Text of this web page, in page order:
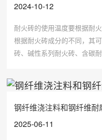
2024-10-12
耐火砖的使用温度要根据耐
根据耐火砖成分的不同，其
砖、碱性系列耐火砖、含碳
钢纤维浇注料和钢纤维耐
2025-06-11